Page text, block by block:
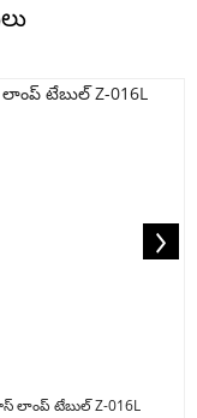
లాంప్ టేబుల్ Z-016L